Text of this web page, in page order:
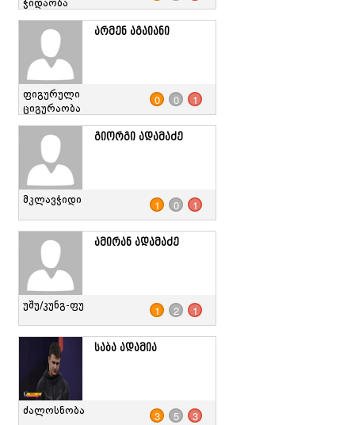
ჭიდაობა
არმენ აგაიანი
ფიგურული
ციგურაობა
0 0 1
გიორგი ადამაძე
მკლავჭიდი 1 0 1
ამირან ადამაძე
უშუ/კუნგ-ფუ 1 2 1
საბა ადამია
ძალოსნობა 3 5 3